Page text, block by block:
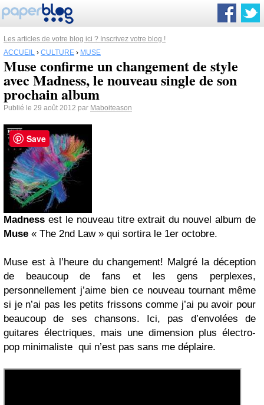
Les articles de votre blog ici ? Inscrivez votre blog !
ACCUEIL › CULTURE › MUSE
Muse confirme un changement de style
avec Madness, le nouveau single de son
prochain album
Publié le 29 août 2012 par Maboiteason
Madness est le nouveau titre extrait du nouvel album de
Muse « The 2nd Law » qui sortira le 1er octobre.
Muse est à l’heure du changement! Malgré la déception
de beaucoup de fans et les gens perplexes,
personnellement j’aime bien ce nouveau tournant même
si je n’ai pas les petits frissons comme j’ai pu avoir pour
beaucoup de ses chansons. Ici, pas d’envolées de
guitares électriques, mais une dimension plus électro-
pop minimaliste qui n’est pas sans me déplaire.
Save